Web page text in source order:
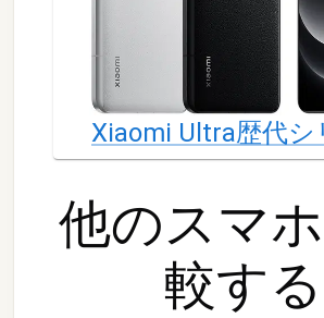
Xiaomi Ultra歴代シ
他のスマホ
較する